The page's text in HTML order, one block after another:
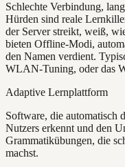
Schlechte Verbindung,
Hürden sind reale
der Server streikt, weiß,
bieten Offline-Modi,
den Namen verdient.
WLAN-Tuning, oder das
Adaptive Lernplattform
Software, die automatisch
Nutzers erkennt und den
Grammatikübungen, die
machst.